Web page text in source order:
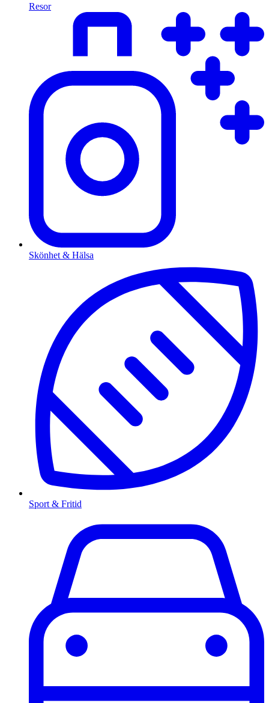
Resor
Skönhet & Hälsa
Sport & Fritid